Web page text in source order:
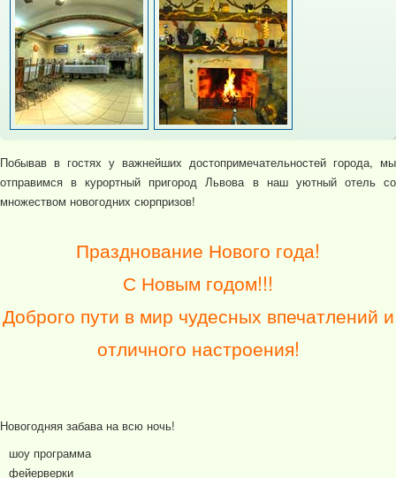
Побывав в гостях у важнейших достопримечательностей города, мы
отправимся в курортный пригород Львова в наш уютный отель со
множеством новогодних сюрпризов!
Празднование Нового года!
С Новым годом!!!
Доброго пути в мир чудесных впечатлений и
отличного настроения!
Новогодняя забава на всю ночь!
шоу программа
фейерверки